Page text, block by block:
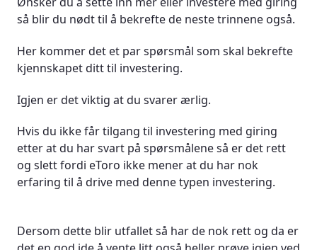
så blir du nødt til å bekrefte de neste trinnene også.
Her kommer det et par spørsmål som skal bekrefte
kjennskapet ditt til investering.
Igjen er det viktig at du svarer ærlig.
Hvis du ikke får tilgang til investering med giring
etter at du har svart på spørsmålene så er det rett
og slett fordi eToro ikke mener at du har nok
erfaring til å drive med denne typen investering.
Dersom dette blir utfallet så har de nok rett og da er